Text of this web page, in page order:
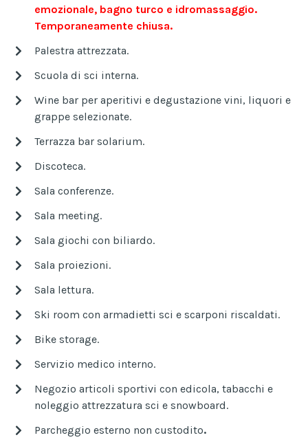
emozionale, bagno turco e idromassaggio.
Temporaneamente chiusa.
Palestra attrezzata.
Scuola di sci interna.
Wine bar per aperitivi e degustazione vini, liquori e
grappe selezionate.
Terrazza bar solarium.
Discoteca.
Sala conferenze.
Sala meeting.
Sala giochi con biliardo.
Sala proiezioni.
Sala lettura.
Ski room con armadietti sci e scarponi riscaldati.
Bike storage.
Servizio medico interno.
Negozio articoli sportivi con edicola, tabacchi e
noleggio attrezzatura sci e snowboard.
Parcheggio esterno non custodito.